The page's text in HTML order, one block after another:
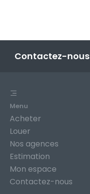
Contactez-nous
Menu
Acheter
Louer
Nos agences
Estimation
Mon espace
Contactez-nous